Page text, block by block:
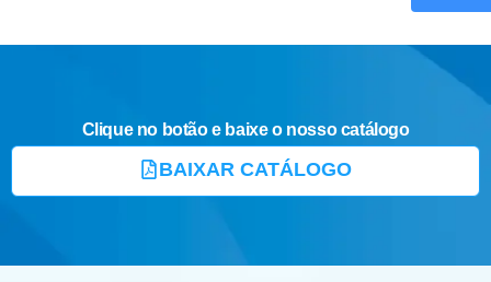
Clique no botão e baixe o nosso catálogo
BAIXAR CATÁLOGO